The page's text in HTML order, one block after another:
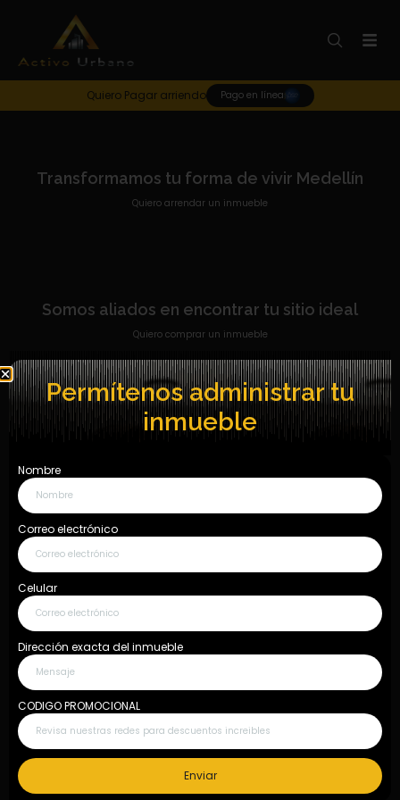
Quiero Pagar arriendo Pago en línea
Transformamos tu forma de vivir Medellín
Quiero arrendar un inmueble
Somos aliados en encontrar tu sitio ideal
Quiero comprar un inmueble
¿Quieres consignar tu inmueble?
Fijo: 604 609 6922 Móvil: 311 658 9597
Nuestros asociados
Términos y condiciones
Tratamientos de datos personales
Permítenos administrar tu
inmueble
Nombre
Correo electrónico
Celular
Dirección exacta del inmueble
CODIGO PROMOCIONAL
Enviar